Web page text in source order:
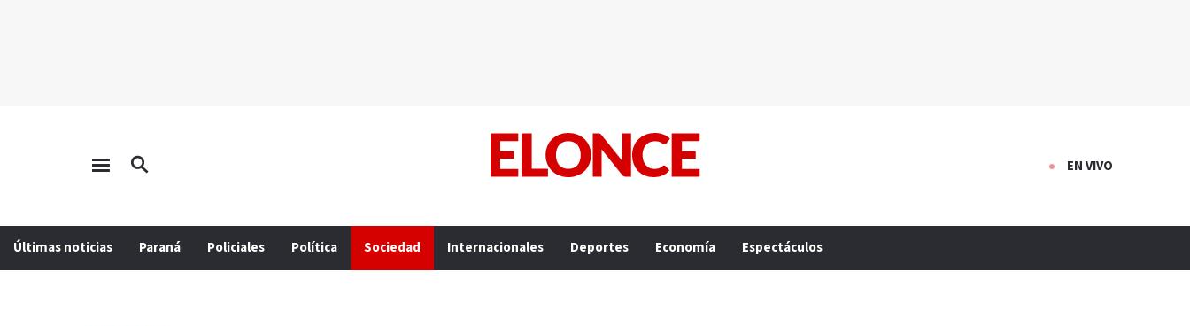
EN VIVO
Últimas noticias Paraná Policiales Política Sociedad Internacionales Deportes Economía Espectáculos